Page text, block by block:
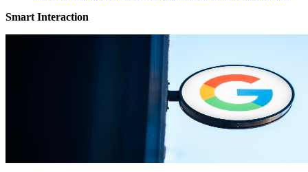
Smart Interaction